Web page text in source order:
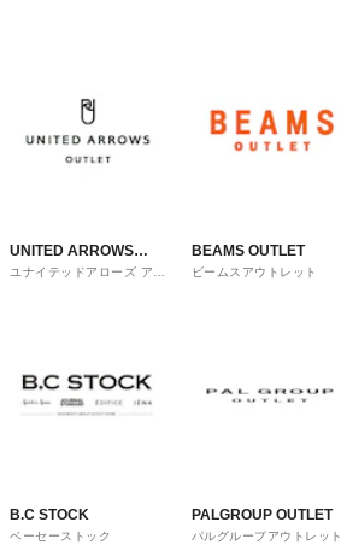
UNITED ARROWS
OUTLET
ユナイテッドアローズ アウ
BEAMS OUTLET
ビームスアウトレット
B.C STOCK
ベーセーストック
PALGROUP OUTLET
パルグループアウトレット